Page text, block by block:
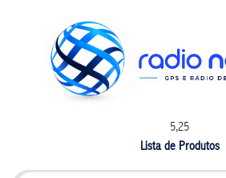
5,25
Lista de Produtos